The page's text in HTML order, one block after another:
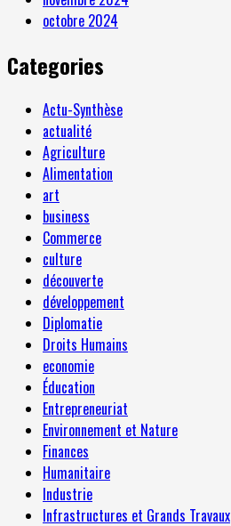
octobre 2024
Categories
Actu-Synthèse
actualité
Agriculture
Alimentation
art
business
Commerce
culture
découverte
développement
Diplomatie
Droits Humains
economie
Éducation
Entrepreneuriat
Environnement et Nature
Finances
Humanitaire
Industrie
Infrastructures et Grands Travaux